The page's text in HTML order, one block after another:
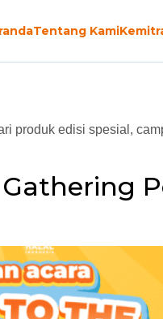
Tentang Kami
produk edisi spesial,